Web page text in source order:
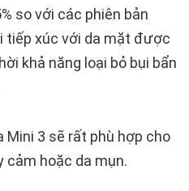
so với các phiên bản
tiếp xúc với da mặt được
khả năng loại bỏ bụi bẩn
Mini 3 sẽ rất phù hợp cho
cảm hoặc da mụn.